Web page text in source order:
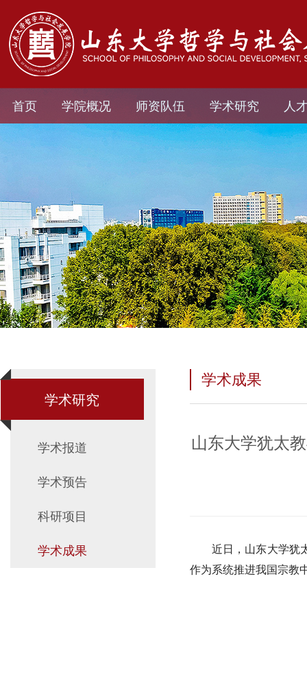
首页 学院概况 师资队伍 学术研究 人
学术研究
学术报道
学术预告
科研项目
学术成果
学术成果
山东大学犹太
近日，山东大学犹
作为系统推进我国宗教